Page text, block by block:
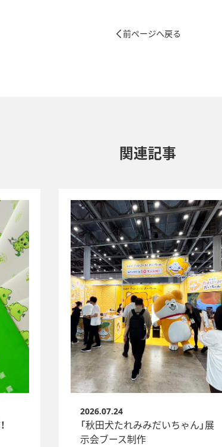
前ページへ戻る
関連記事
「秋田犬たれみみだいちゃん」展
示会ブース制作
2026.07.24